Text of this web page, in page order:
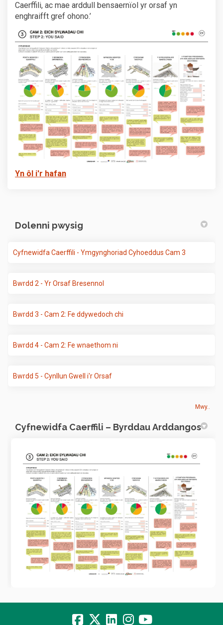
Caerffili, ac mae arddull bensaernïol yr orsaf yn
enghraifft gref ohono.’
Yn ôl i'r hafan
Dolenni pwysig
Cyfnewidfa Caerffili - Ymgynghoriad Cyhoeddus Cam 3
Bwrdd 2 - Yr Orsaf Bresennol
Bwrdd 3 - Cam 2: Fe ddywedoch chi
Bwrdd 4 - Cam 2: Fe wnaethom ni
Bwrdd 5 - Cynllun Gwell i'r Orsaf
Mwy..
Cyfnewidfa Caerffili – Byrddau Arddangos